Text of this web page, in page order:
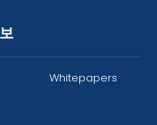
Whitepapers